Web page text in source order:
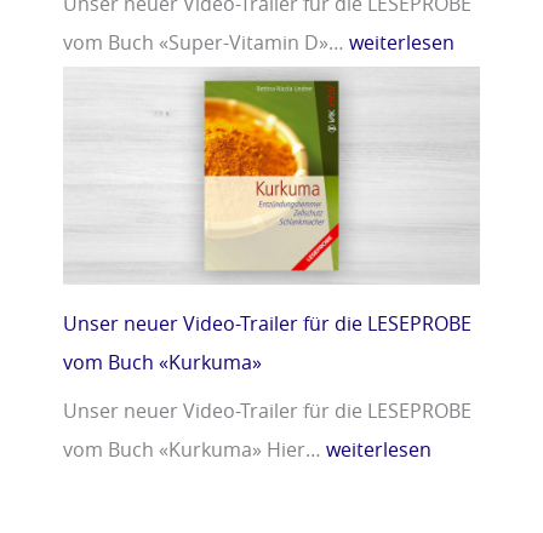
vom Buch «Super-Vitamin D»… weiterlesen
Unser neuer Video-Trailer für die LESEPROBE
vom Buch «Kurkuma»
Unser neuer Video-Trailer für die LESEPROBE
vom Buch «Kurkuma» Hier… weiterlesen